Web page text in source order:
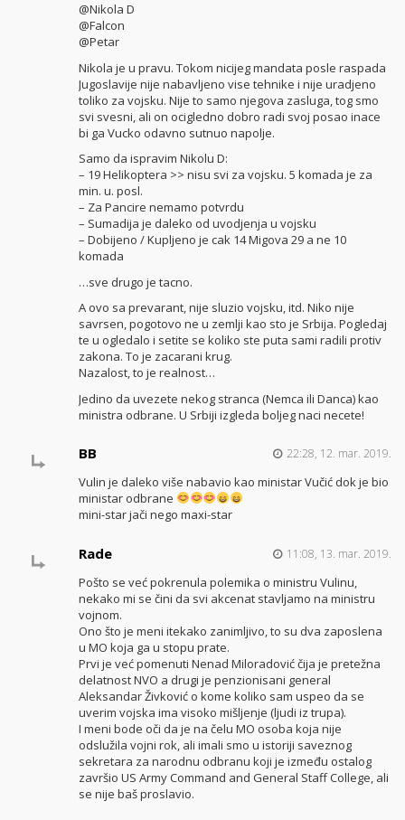
@Nikola D
@Falcon
@Petar
Nikola je u pravu. Tokom nicijeg mandata posle raspada
Jugoslavije nije nabavljeno vise tehnike i nije uradjeno
toliko za vojsku. Nije to samo njegova zasluga, tog smo
svi svesni, ali on ocigledno dobro radi svoj posao inace
bi ga Vucko odavno sutnuo napolje.
Samo da ispravim Nikolu D:
– 19 Helikoptera >> nisu svi za vojsku. 5 komada je za
min. u. posl.
– Za Pancire nemamo potvrdu
– Sumadija je daleko od uvodjenja u vojsku
– Dobijeno / Kupljeno je cak 14 Migova 29 a ne 10
komada
…sve drugo je tacno.
A ovo sa prevarant, nije sluzio vojsku, itd. Niko nije
savrsen, pogotovo ne u zemlji kao sto je Srbija. Pogledaj
te u ogledalo i setite se koliko ste puta sami radili protiv
zakona. To je zacarani krug.
Nazalost, to je realnost…
Jedino da uvezete nekog stranca (Nemca ili Danca) kao
ministra odbrane. U Srbiji izgleda boljeg naci necete!
BB 22:28, 12. mar. 2019.
Vulin je daleko više nabavio kao ministar Vučić dok je bio
ministar odbrane
mini-star jači nego maxi-star
Rade 11:08, 13. mar. 2019.
Pošto se već pokrenula polemika o ministru Vulinu,
nekako mi se čini da svi akcenat stavljamo na ministru
vojnom.
Ono što je meni itekako zanimljivo, to su dva zaposlena
u MO koja ga u stopu prate.
Prvi je već pomenuti Nenad Miloradović čija je pretežna
delatnost NVO a drugi je penzionisani general
Aleksandar Živković o kome koliko sam uspeo da se
uverim vojska ima visoko mišljenje (ljudi iz trupa).
I meni bode oči da je na čelu MO osoba koja nije
odslužila vojni rok, ali imali smo u istoriji saveznog
sekretara za narodnu odbranu koji je između ostalog
završio US Army Command and General Staff College, ali
se nije baš proslavio.